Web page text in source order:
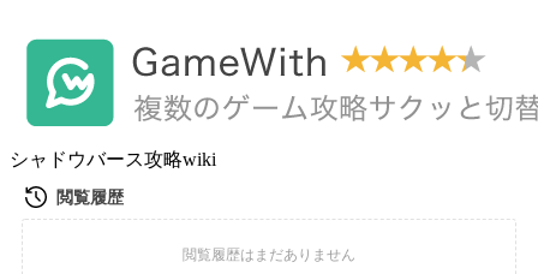
シャドウバース攻略wiki